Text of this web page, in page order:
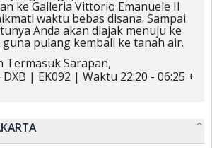
ke Galleria Vittorio Emanuele II
waktu bebas disana. Sampai
Anda akan diajak menuju ke
pulang kembali ke tanah air.
TermasukSarapan,
DXB | EK092 | Waktu 22:20 -06:25 +